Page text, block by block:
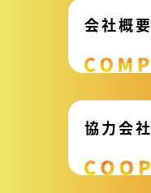
会社概要
協力会